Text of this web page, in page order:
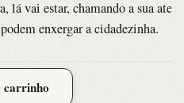
lá vai estar, chamando a sua
enxergar a cidadezinha.
carrinho